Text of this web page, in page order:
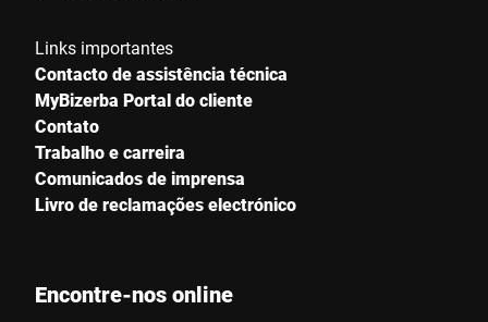
Confirmo que concordo com o uso dos meus dados para
processar essa solicitação Informações adicionais podem ser
encontradas noDeclaração de proteção de dados
Click to start verification
Links importantes
Contacto de assistência técnica
MyBizerba Portal do cliente
Contato
Trabalho e carreira
Comunicados de imprensa
Livro de reclamações electrónico
Encontre-nos online